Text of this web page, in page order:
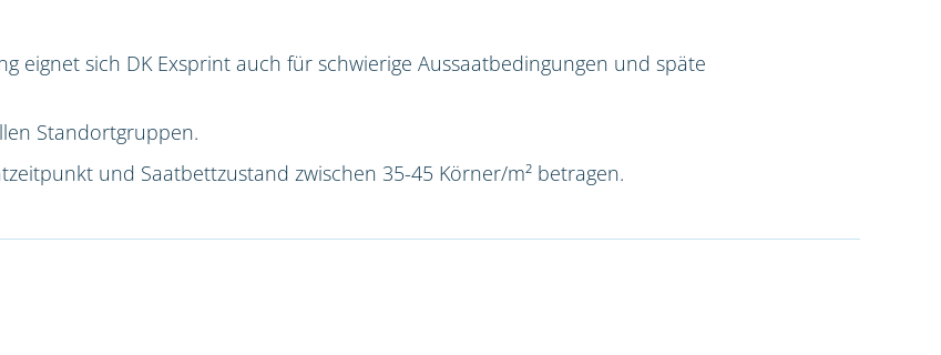
eignet sich DK Exsprint auch für schwierige Aussaatbedingungen und späte
Standortgruppen.
und Saatbettzustand zwischen 35-45 Körner/m² betragen.